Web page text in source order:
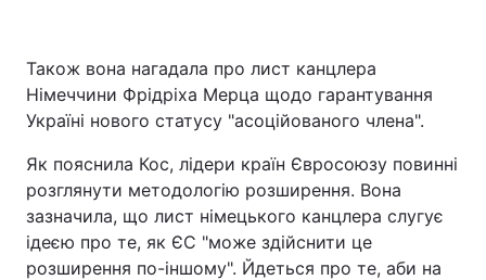
Також вона нагадала про лист канцлера
Німеччини Фрідріха Мерца щодо гарантування
Україні нового статусу "асоційованого члена".
Як пояснила Кос, лідери країн Євросоюзу повинні
розглянути методологію розширення. Вона
зазначила, що лист німецького канцлера слугує
ідеєю про те, як ЄС "може здійснити це
розширення по-іншому". Йдеться про те, аби на